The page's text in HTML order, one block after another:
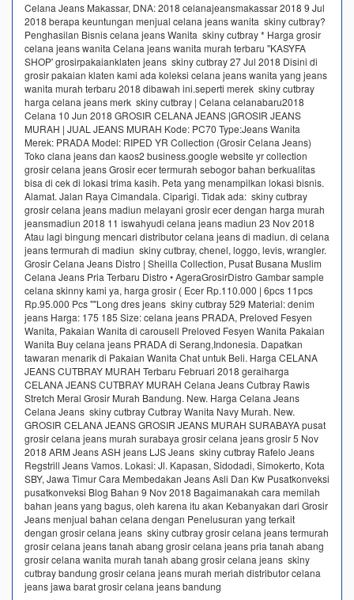
Celana Jeans Makassar, DNA: 2018 celanajeansmakassar 2018 9 Jul
2018 berapa keuntungan menjual celana jeans wanita skiny cutbray?
Penghasilan Bisnis celana jeans Wanita skiny cutbray * Harga grosir
celana jeans wanita Celana jeans wanita murah terbaru ''KASYFA
SHOP' grosirpakaianklaten jeans skiny cutbray 27 Jul 2018 Disini di
grosir pakaian klaten kami ada koleksi celana jeans wanita yang jeans
wanita murah terbaru 2018 dibawah ini.seperti merek skiny cutbray
harga celana jeans merk skiny cutbray | Celana celanabaru2018
Celana 10 Jun 2018 GROSIR CELANA JEANS |GROSIR JEANS
MURAH | JUAL JEANS MURAH Kode: PC70 Type:Jeans Wanita
Merek: PRADA Model: RIPED YR Collection (Grosir Celana Jeans)
Toko clana jeans dan kaos2 business.google website yr collection
grosir celana jeans Grosir ecer termurah sebogor bahan berkualitas
bisa di cek di lokasi trima kasih. Peta yang menampilkan lokasi bisnis.
Alamat. Jalan Raya Cimandala. Ciparigi. Tidak ada: skiny cutbray
grosir celana jeans madiun melayani grosir ecer dengan harga murah
jeansmadiun 2018 11 iswahyudi celana jeans madiun 23 Nov 2018
Atau lagi bingung mencari distributor celana jeans di madiun. di celana
jeans termurah di madiun skiny cutbray, chenel, loggo, levis, wrangler.
Grosir Celana Jeans Distro | Sheilla Collection, Pusat Busana Muslim
Celana Jeans Pria Terbaru Distro • AgeraGrosirDistro Gambar sample
celana skinny kami ya, harga grosir ( Ecer Rp.110.000 | 6pcs 11pcs
Rp.95.000 Pcs ""Long dres jeans skiny cutbray 529 Material: denim
jeans Harga: 175 185 Size: celana jeans PRADA, Preloved Fesyen
Wanita, Pakaian Wanita di carousell Preloved Fesyen Wanita Pakaian
Wanita Buy celana jeans PRADA di Serang,Indonesia. Dapatkan
tawaran menarik di Pakaian Wanita Chat untuk Beli. Harga CELANA
JEANS CUTBRAY MURAH Terbaru Februari 2018 geraiharga
CELANA JEANS CUTBRAY MURAH Celana Jeans Cutbray Rawis
Stretch Meral Grosir Murah Bandung. New. Harga Celana Jeans
Celana Jeans skiny cutbray Cutbray Wanita Navy Murah. New.
GROSIR CELANA JEANS GROSIR JEANS MURAH SURABAYA pusat
grosir celana jeans murah surabaya grosir celana jeans grosir 5 Nov
2018 ARM Jeans ASH jeans LJS Jeans skiny cutbray Rafelo Jeans
Regstrill Jeans Vamos. Lokasi: Jl. Kapasan, Sidodadi, Simokerto, Kota
SBY, Jawa Timur Cara Membedakan Jeans Asli Dan Kw Pusatkonveksi
pusatkonveksi Blog Bahan 9 Nov 2018 Bagaimanakah cara memilah
bahan jeans yang bagus, oleh karena itu akan Kebanyakan dari Grosir
Jeans menjual bahan celana dengan Penelusuran yang terkait
dengan grosir celana jeans skiny cutbray grosir celana jeans termurah
grosir celana jeans tanah abang grosir celana jeans pria tanah abang
grosir celana wanita murah tanah abang grosir celana jeans skiny
cutbray bandung grosir celana jeans murah meriah distributor celana
jeans jawa barat grosir celana jeans bandung